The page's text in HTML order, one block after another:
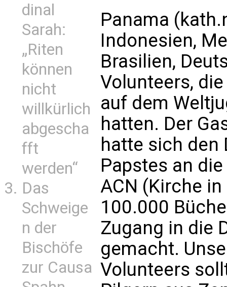
dinal
Sarah:
„Riten
können
nicht
willkürlich
abgescha
fft
werden“
Das
Schweige
n der
Bischöfe
zur Causa
Panama
Indonesien,
Brasilien,
Volunteers,
auf dem
hatten. Der
hatte sich den
Papstes an
ACN (Kirche
100.000
Zugang in die
gemacht.
Volunteers